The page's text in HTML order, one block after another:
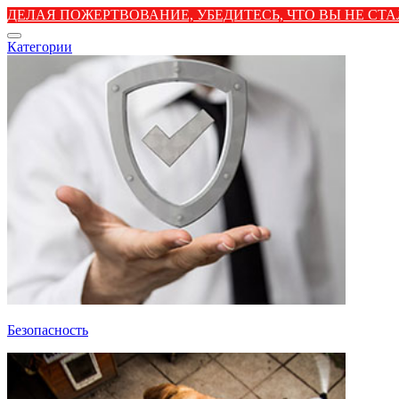
ДЕЛАЯ ПОЖЕРТВОВАНИЕ, УБЕДИТЕСЬ, ЧТО ВЫ НЕ
Категории
Безопасность